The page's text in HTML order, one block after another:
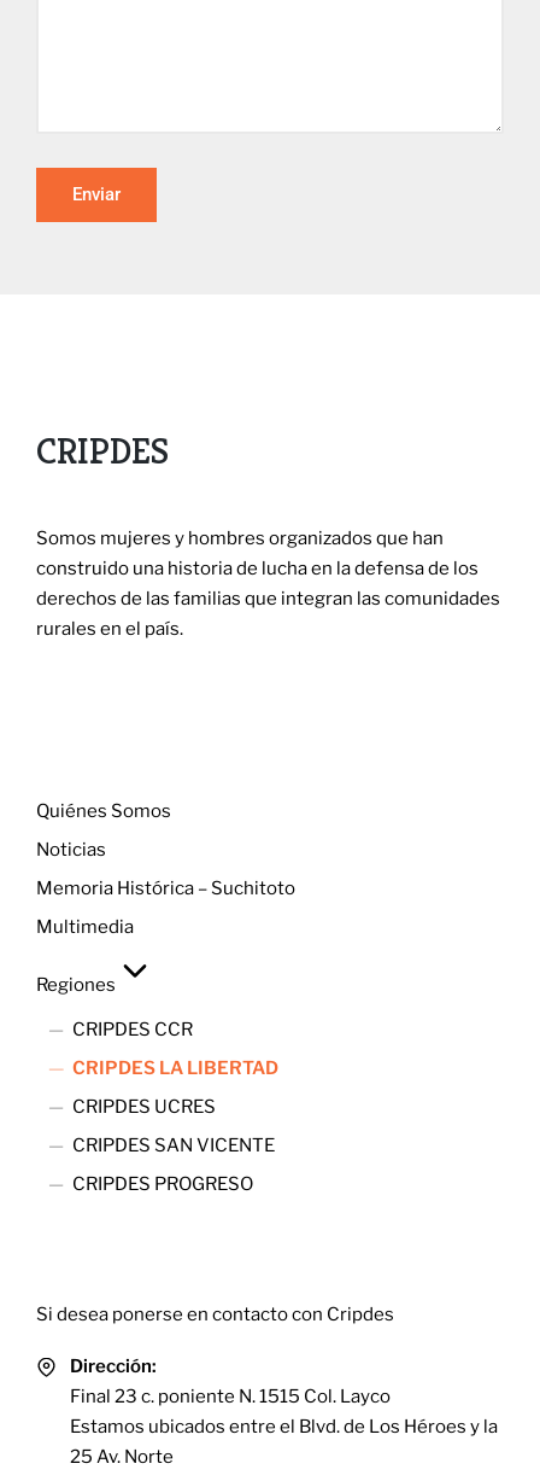
CRIPDES
Somos mujeres y hombres organizados que han
construido una historia de lucha en la defensa de los
derechos de las familias que integran las comunidades
rurales en el país.
Quiénes Somos
Noticias
Memoria Histórica – Suchitoto
Multimedia
Regiones
CRIPDES CCR
CRIPDES LA LIBERTAD
CRIPDES UCRES
CRIPDES SAN VICENTE
CRIPDES PROGRESO
Si desea ponerse en contacto con Cripdes
Dirección:
Final 23 c. poniente N. 1515 Col. Layco
Estamos ubicados entre el Blvd. de Los Héroes y la
25 Av. Norte